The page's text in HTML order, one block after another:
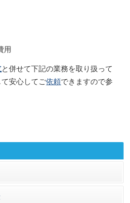
用
と併せて下記の業務を取り扱って
て安心してご依頼できますので参